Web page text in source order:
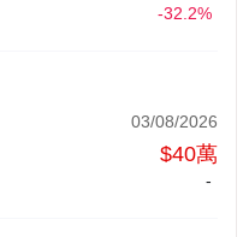
-32.2%
03/08/2026
$40萬
-